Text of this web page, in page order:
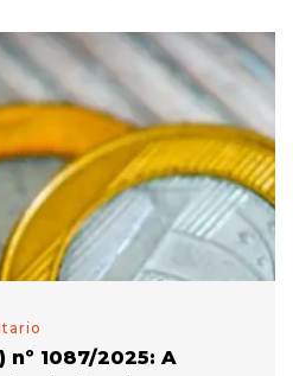
1087/2025: A